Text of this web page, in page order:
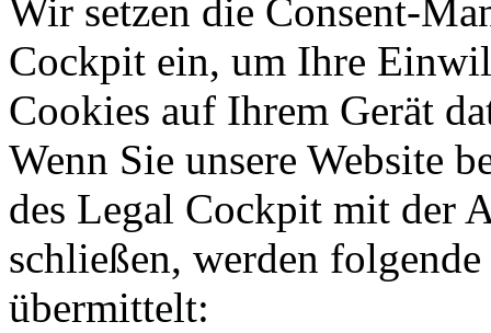
Wir setzen die Consent-
Cockpit ein, um Ihre
Cookies auf Ihrem Gerät
Wenn Sie unsere Website
des Legal Cockpit mit der
schließen, werden
übermittelt: